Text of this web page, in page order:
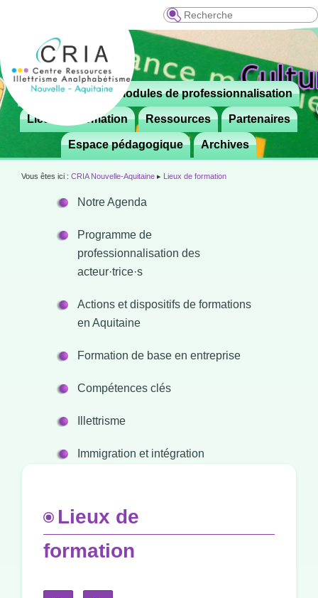
Recherche
Menu
principal
Aller
contenu
principal
 Le CRIA Modules de professionnalisation
Lieux de formation Ressources Partenaires
Espace pédagogique Archives
Vous êtes ici : CRIA Nouvelle-Aquitaine ▸ Lieux de formation
Notre Agenda
Programme de
professionnalisation des
acteur·trice·s
Actions et dispositifs de formations
en Aquitaine
Formation de base en entreprise
Compétences clés
Illettrisme
Immigration et intégration
Lieux de
formation